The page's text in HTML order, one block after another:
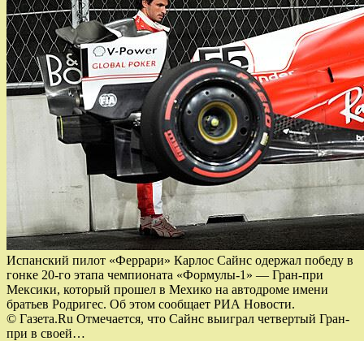
Испанский пилот «Феррари» Карлос Сайнс одержал победу в
гонке 20-го этапа чемпионата «Формулы-1» — Гран-при
Мексики, который прошел в Мехико на автодроме имени
братьев Родригес. Об этом сообщает РИА Новости.
© Газета.Ru Отмечается, что Сайнс выиграл четвертый Гран-
при в своей…